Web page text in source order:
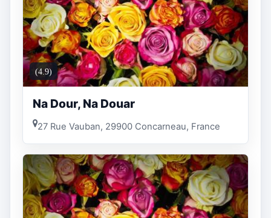
(4.9)
Na Dour, Na Douar
27 Rue Vauban, 29900 Concarneau, France